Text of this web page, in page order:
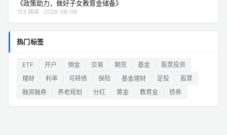
《政策助力，做好子女教育金储备》
153 阅读 · 2026-08-08
热门标签
ETF 开户 佣金 交易 期货 基金
股票投资
理财
利率 可转债 保险 基金理财 定投
股票
融资融券
养老规划 分红 黄金 教育金 债券